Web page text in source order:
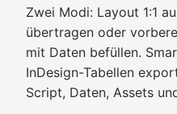
Zwei Modi: Layout 1:1
übertragen oder
mit Daten befüllen.
InDesign-Tabellen
Script, Daten, Assets